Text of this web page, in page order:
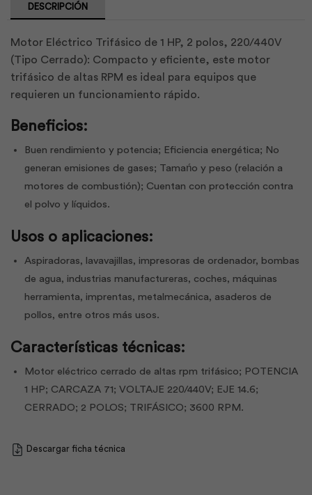
DESCRIPCIÓN
Motor Eléctrico Trifásico de 1 HP, 2 polos, 220/440V
(Tipo Cerrado): Compacto y eficiente, este motor
trifásico de altas RPM es ideal para equipos que
requieren un funcionamiento rápido.
Beneficios:
Buen rendimiento y potencia; Eficiencia energética; No
generan emisiones de gases; Tamańo y peso (relación a
motores de combustión); Cuentan con protección contra
el polvo y líquidos.
Usos o aplicaciones:
Aspiradoras, lavavajillas, impresoras de ordenador, bombas
de agua, industrias manufactureras, coches, máquinas
herramienta, imprentas, metalmecánica, asaderos de
pollos, entre otros más usos.
Características técnicas:
Motor eléctrico cerrado de altas rpm trifásico; POTENCIA
1 HP; CARCAZA 71; VOLTAJE 220/440V; EJE 14.6;
CERRADO; 2 POLOS; TRIFÁSICO; 3600 RPM.
Descargar ficha técnica